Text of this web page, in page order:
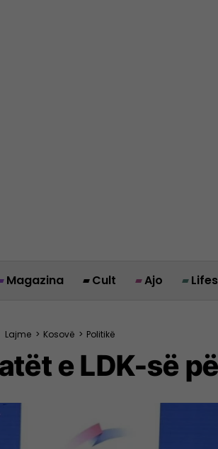
Magazina Cult Ajo
Lajme > Kosovë > Politikë
e LDK-së